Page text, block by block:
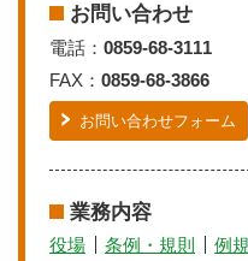
お問い合わせ
電話： 0859-68-3111
FAX： 0859-68-3866
お問い合わせフォーム
業務内容
役場 条例・規則 例